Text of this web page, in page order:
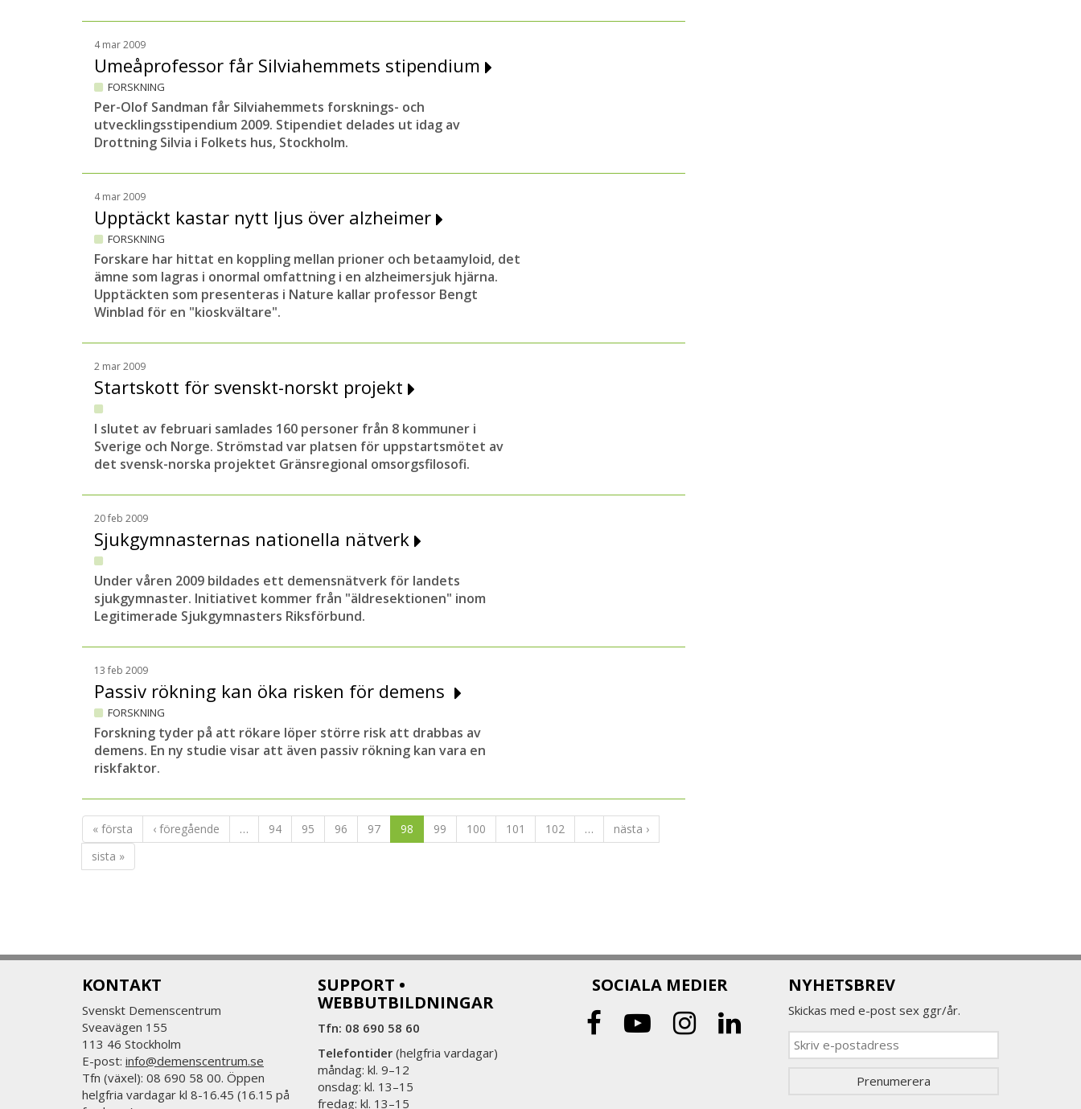
4 mar 2009
Umeåprofessor får Silviahemmets stipendium
FORSKNING
Per-Olof Sandman får Silviahemmets forsknings- och
utvecklingsstipendium 2009. Stipendiet delades ut idag av
Drottning Silvia i Folkets hus, Stockholm.
4 mar 2009
Upptäckt kastar nytt ljus över alzheimer
FORSKNING
Forskare har hittat en koppling mellan prioner och betaamyloid, det
ämne som lagras i onormal omfattning i en alzheimersjuk hjärna.
Upptäckten som presenteras i Nature kallar professor Bengt
Winblad för en "kioskvältare".
2 mar 2009
Startskott för svenskt-norskt projekt
I slutet av februari samlades 160 personer från 8 kommuner i
Sverige och Norge. Strömstad var platsen för uppstartsmötet av
det svensk-norska projektet Gränsregional omsorgsfilosofi.
20 feb 2009
Sjukgymnasternas nationella nätverk
Under våren 2009 bildades ett demensnätverk för landets
sjukgymnaster. Initiativet kommer från "äldresektionen" inom
Legitimerade Sjukgymnasters Riksförbund.
13 feb 2009
Passiv rökning kan öka risken för demens
FORSKNING
Forskning tyder på att rökare löper större risk att drabbas av
demens. En ny studie visar att även passiv rökning kan vara en
riskfaktor.
« första ‹ föregående … 94 95 96 97 98 99 100 101 102 …
nästa ›
sista »
KONTAKT
Svenskt Demenscentrum
Sveavägen 155
113 46 Stockholm
E-post: info@demenscentrum.se
Tfn (växel): 08 690 58 00. Öppen
helgfria vardagar kl 8-16.45 (16.15 på
SUPPORT •
WEBBUTBILDNINGAR
Tfn: 08 690 58 60
Telefontider(helgfria vardagar)
måndag: kl. 9–12
onsdag: kl. 13–15
fredag: kl. 13–15
SOCIALA MEDIER NYHETSBREV
Skickas med e-post sex ggr/år.